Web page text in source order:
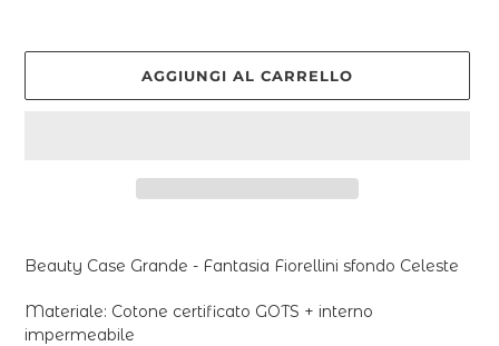
AGGIUNGI AL CARRELLO
del
prodotto
nel
carrello
Beauty Case Grande - Fantasia Fiorellini sfondo Celeste
Materiale: Cotone certificato GOTS + interno
impermeabile